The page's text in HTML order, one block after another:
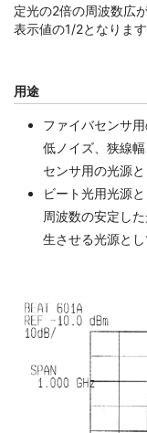
定光の2倍の周波数広
表示値の1/2となります
用途
ファイバセンサ
低ノイズ、狭線
センサ用の光源
ビート光用光源
周波数の安定し
生させる光源とし